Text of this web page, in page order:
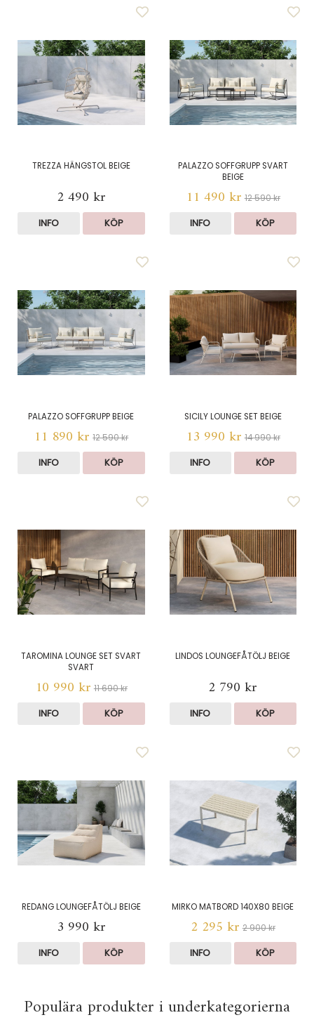
TREZZA HÄNGSTOL BEIGE
2 490 kr
INFO KÖP
PALAZZO SOFFGRUPP SVART
BEIGE
11 490 kr 12 590 kr
INFO KÖP
PALAZZO SOFFGRUPP BEIGE
11 890 kr 12 590 kr
INFO KÖP
SICILY LOUNGE SET BEIGE
13 990 kr 14 990 kr
INFO KÖP
TAROMINA LOUNGE SET SVART
SVART
10 990 kr 11 690 kr
INFO KÖP
LINDOS LOUNGEFÅTÖLJ BEIGE
2 790 kr
INFO KÖP
REDANG LOUNGEFÅTÖLJ BEIGE
3 990 kr
INFO KÖP
MIRKO MATBORD 140X80 BEIGE
2 295 kr 2 900 kr
INFO KÖP
Populära produkter i underkategorierna